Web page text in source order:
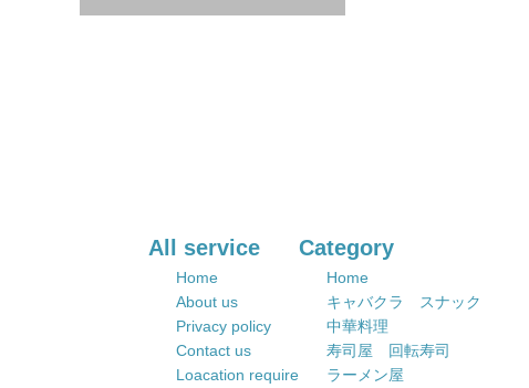
All service
Home
About us
Privacy policy
Contact us
Loacation require
Category
Home
キャバクラ スナック
中華料理
寿司屋 回転寿司
ラーメン屋